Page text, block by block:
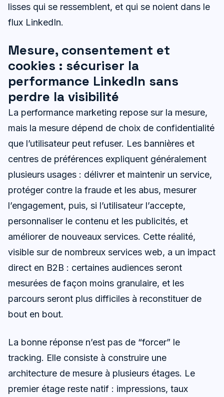
lisses qui se ressemblent, et qui se noient dans le
flux LinkedIn.
Mesure, consentement et
cookies : sécuriser la
performance LinkedIn sans
perdre la visibilité
La performance marketing repose sur la mesure,
mais la mesure dépend de choix de confidentialité
que l’utilisateur peut refuser. Les bannières et
centres de préférences expliquent généralement
plusieurs usages : délivrer et maintenir un service,
protéger contre la fraude et les abus, mesurer
l’engagement, puis, si l’utilisateur l’accepte,
personnaliser le contenu et les publicités, et
améliorer de nouveaux services. Cette réalité,
visible sur de nombreux services web, a un impact
direct en B2B : certaines audiences seront
mesurées de façon moins granulaire, et les
parcours seront plus difficiles à reconstituer de
bout en bout.
La bonne réponse n’est pas de “forcer” le
tracking. Elle consiste à construire une
architecture de mesure à plusieurs étages. Le
premier étage reste natif : impressions, taux